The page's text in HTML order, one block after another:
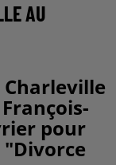
AU
pour